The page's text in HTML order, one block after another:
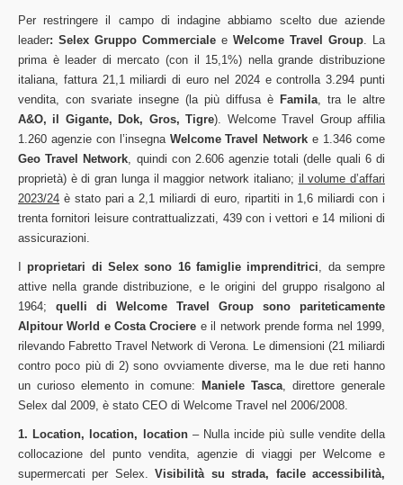
Per restringere il campo di indagine abbiamo scelto due aziende
leader: Selex Gruppo Commerciale e Welcome Travel Group. La
prima è leader di mercato (con il 15,1%) nella grande distribuzione
italiana, fattura 21,1 miliardi di euro nel 2024 e controlla 3.294 punti
vendita, con svariate insegne (la più diffusa è Famila, tra le altre
A&O, il Gigante, Dok, Gros, Tigre). Welcome Travel Group affilia
1.260 agenzie con l’insegna Welcome Travel Network e 1.346 come
Geo Travel Network, quindi con 2.606 agenzie totali (delle quali 6 di
proprietà) è di gran lunga il maggior network italiano; il volume d’affari
2023/24 è stato pari a 2,1 miliardi di euro, ripartiti in 1,6 miliardi con i
trenta fornitori leisure contrattualizzati, 439 con i vettori e 14 milioni di
assicurazioni.
Iproprietari di Selex sono 16 famiglie imprenditrici, da sempre
attive nella grande distribuzione, e le origini del gruppo risalgono al
1964; quelli di Welcome Travel Group sono pariteticamente
Alpitour World e Costa Crociere e il network prende forma nel 1999,
rilevando Fabretto Travel Network di Verona. Le dimensioni (21 miliardi
contro poco più di 2) sono ovviamente diverse, ma le due reti hanno
un curioso elemento in comune:
Maniele Tasca, direttore generale
Selex dal 2009, è stato CEO di Welcome Travel nel 2006/2008.
1. Location, location, location– Nulla incide più sulle vendite della
collocazione del punto vendita, agenzie di viaggi per Welcome e
supermercati per Selex.Visibilità su strada, facile accessibilità,